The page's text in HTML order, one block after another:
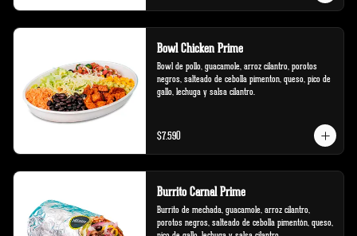
Bowl Chicken Prime
Bowl de pollo, guacamole, arroz cilantro, porotos
negros, salteado de cebolla pimenton, queso, pico de
gallo, lechuga y salsa cilantro.
$7.590
Burrito Carnal Prime
Burrito de mechada, guacamole, arroz cilantro,
porotos negros, salteado de cebolla pimentón, queso,